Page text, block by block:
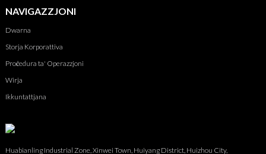
NAVIGAZZJONI
Dwarna
Storja Korporattiva
Proċedura ta' Operazzjoni
Wirja
Ikkuntattjana
Huabianling Industrial Zone, Xinwei Town, Huiyang District, Huizhou City,